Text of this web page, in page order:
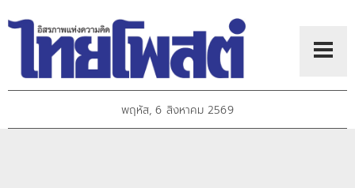
พฤหัส, 6 สิงหาคม 2569